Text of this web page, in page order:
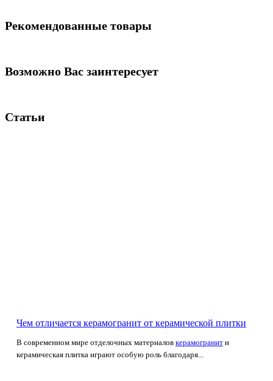
Рекомендованные товары
Возможно Вас заинтересует
Статьи
Чем отличается керамогранит от керамической плитки
В современном мире отделочных материалов керамогранит и
керамическая плитка играют особую роль благодаря...